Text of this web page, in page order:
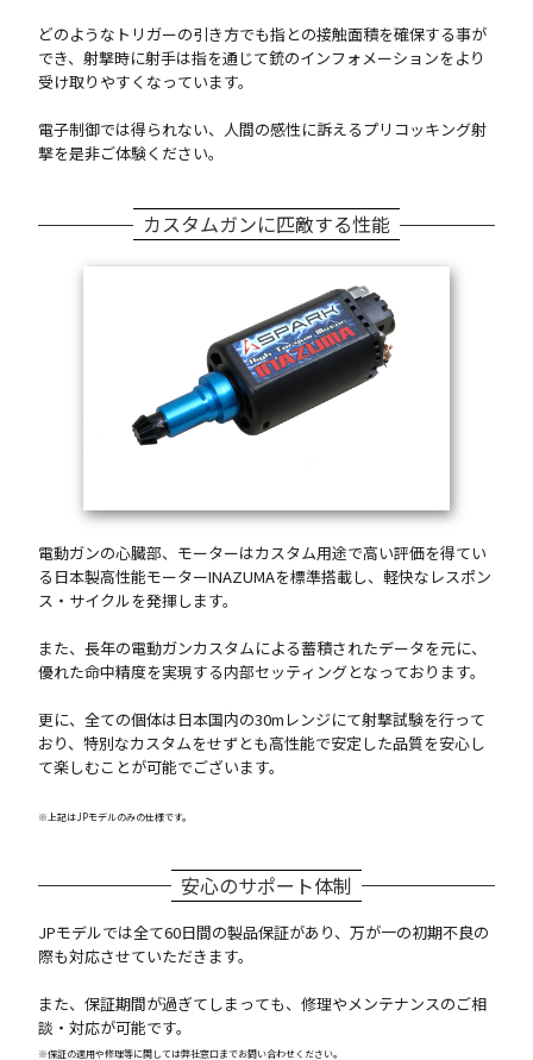
どのようなトリガーの引き方でも指との接触面積を確保する事が
でき、射撃時に射手は指を通じて銃のインフォメーションをより
受け取りやすくなっています。
電子制御では得られない、人間の感性に訴えるプリコッキング射
撃を是非ご体験ください。
カスタムガンに匹敵する性能
電動ガンの心臓部、モーターはカスタム用途で高い評価を得てい
る日本製高性能モーターINAZUMAを標準搭載し、軽快なレスポン
ス・サイクルを発揮します。
また、長年の電動ガンカスタムによる蓄積されたデータを元に、
優れた命中精度を実現する内部セッティングとなっております。
更に、全ての個体は日本国内の30mレンジにて射撃試験を行って
おり、特別なカスタムをせずとも高性能で安定した品質を安心し
て楽しむことが可能でございます。
※上記はJPモデルのみの仕様です。
安心のサポート体制
JPモデルでは全て60日間の製品保証があり、万が一の初期不良の
際も対応させていただきます。
また、保証期間が過ぎてしまっても、修理やメンテナンスのご相
談・対応が可能です。
※保証の適用や修理等に関しては弊社窓口までお問い合わせください。